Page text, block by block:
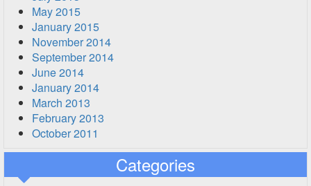
May 2015
January 2015
November 2014
September 2014
June 2014
January 2014
March 2013
February 2013
October 2011
Categories